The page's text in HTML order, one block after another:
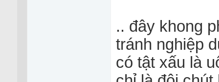
.. đây khong
tránh nghiệp
có tật xấu là